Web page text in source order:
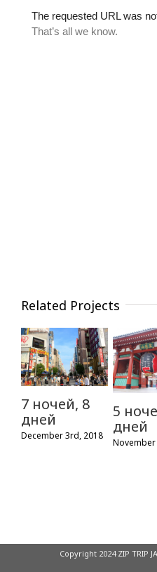
Related Projects
7 ночей, 8
дней
December 3rd, 2018
5
дней
November
Copyright 2024 ZIP TRIP